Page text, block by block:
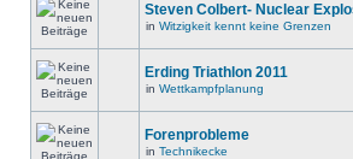
Steven Colbert- Nuclear
in Witzigkeit kennt keine Grenzen
Erding Triathlon 2011
in Wettkampfplanung
Forenprobleme
in Technikecke